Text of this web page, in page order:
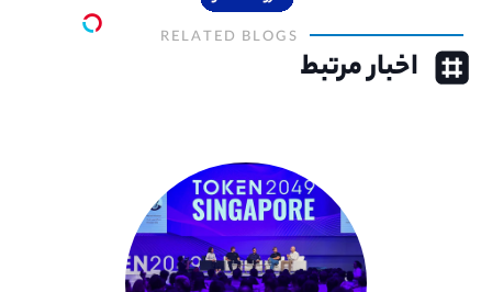
RELATED BLOGS
اخبار مرتبط